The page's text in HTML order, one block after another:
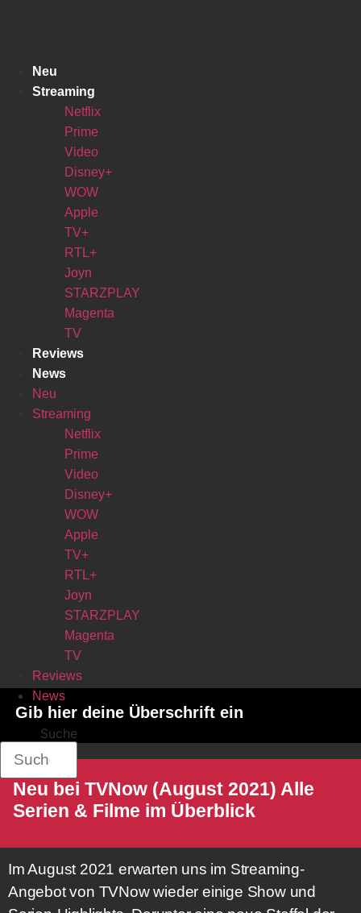
Neu
Streaming
Netflix
Prime
Video
Disney+
WOW
Apple
TV+
RTL+
Joyn
STARZPLAY
Magenta
TV
Reviews
News
Neu
Streaming
Netflix
Prime
Video
Disney+
WOW
Apple
TV+
RTL+
Joyn
STARZPLAY
Magenta
TV
Reviews
News
Suche
Gib hier deine Überschrift ein
Neu bei TVNow (August 2021) Alle
Serien & Filme im Überblick
Im August 2021 erwarten uns im Streaming-
Angebot von TVNow wieder einige Show und